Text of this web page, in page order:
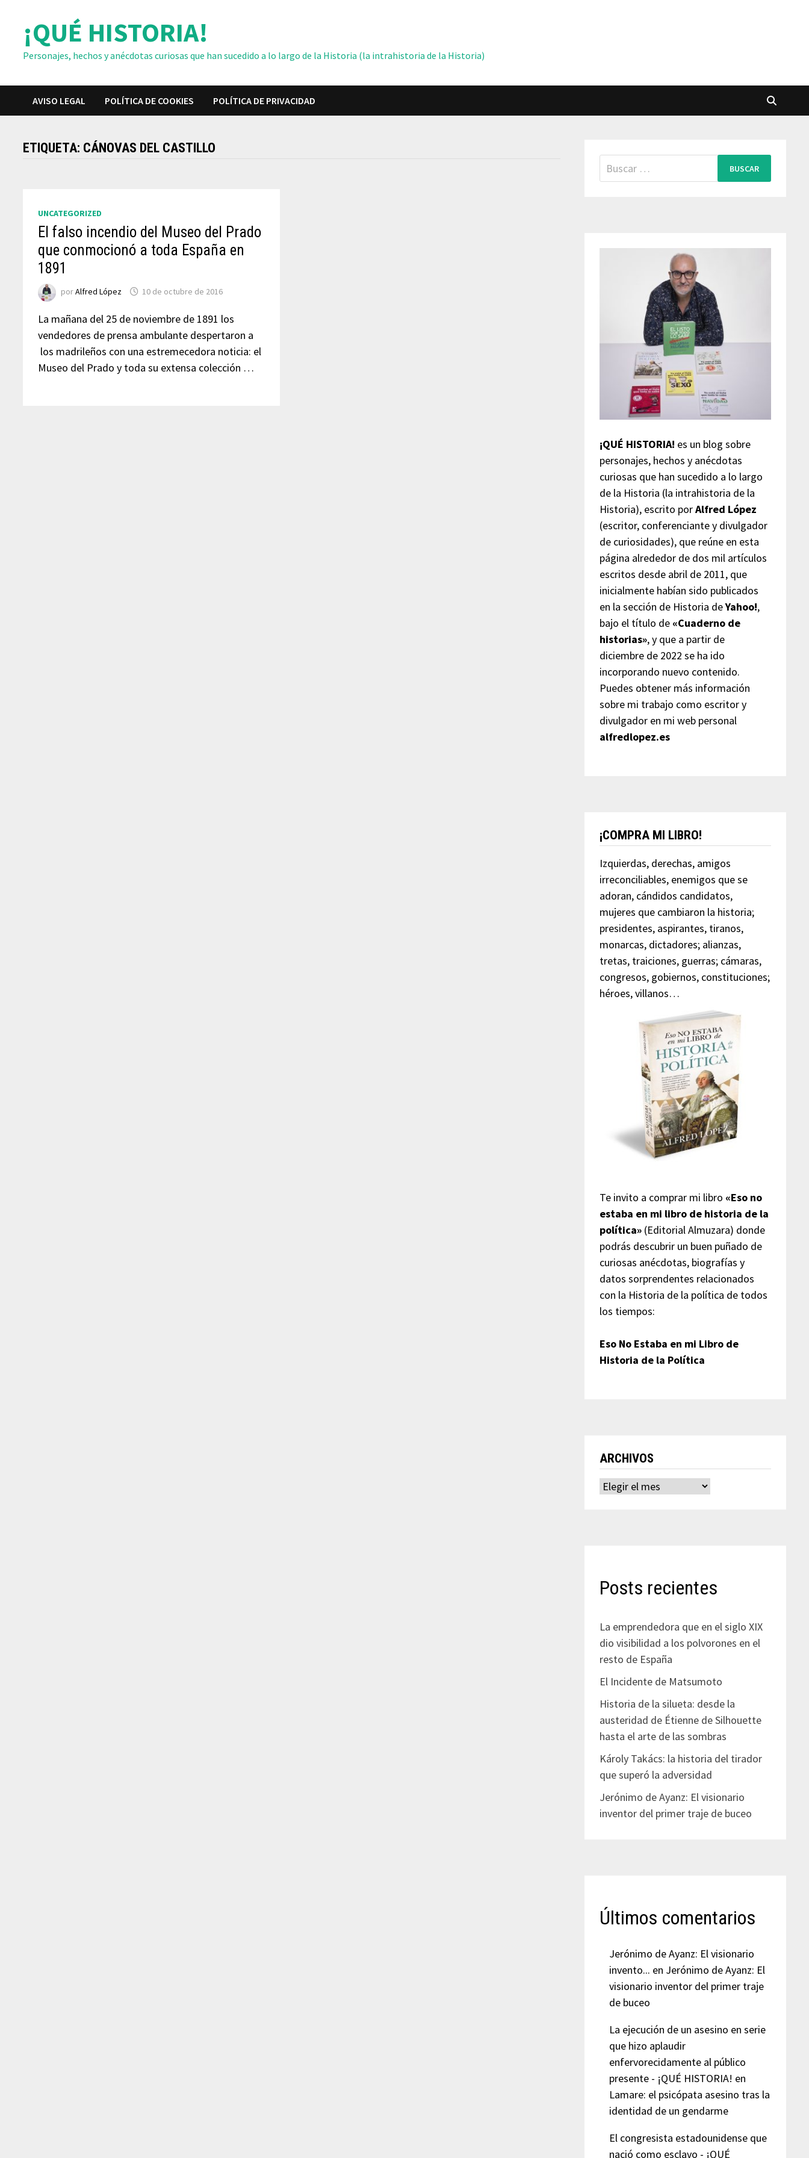
contenido¡QUÉ HISTORIA!
Personajes, hechos y anécdotas curiosas que han sucedido a lo largo de la Historia (la intrahistoria de la Historia)
AVISO LEGAL POLÍTICA DE COOKIES POLÍTICA DE PRIVACIDAD
ETIQUETA: CÁNOVAS DEL CASTILLO
UNCATEGORIZED
El falso incendio del Museo del Prado
que conmocionó a toda España en
1891
porAlfred López 10 de octubre de 2016
La mañana del 25 de noviembre de 1891 los
vendedores de prensa ambulante despertaron a
los madrileños con una estremecedora noticia: el
Museo del Prado y toda su extensa colección …
Buscar:
¡QUÉ HISTORIA! es un blog sobre
personajes, hechos y anécdotas
curiosas que han sucedido a lo largo
de la Historia (la intrahistoria de la
Historia), escrito porAlfred López
(escritor, conferenciante y divulgador
de curiosidades), que reúne en esta
página alrededor de dos mil artículos
escritos desde abril de 2011, que
inicialmente habían sido publicados
en la sección de Historia deYahoo!,
bajo el título de «Cuaderno de
historias», y que a partir de
diciembre de 2022 se ha ido
incorporando nuevo contenido.
Puedes obtener más información
sobre mi trabajo como escritor y
divulgador en mi web personal
alfredlopez.es
¡COMPRA MI LIBRO!
Izquierdas, derechas, amigos
irreconciliables, enemigos que se
adoran, cándidos candidatos,
mujeres que cambiaron la historia;
presidentes, aspirantes, tiranos,
monarcas, dictadores; alianzas,
tretas, traiciones, guerras; cámaras,
congresos, gobiernos, constituciones;
héroes, villanos…
Te invito a comprar mi libro «Eso no
estaba en mi libro de historia de la
política»(Editorial Almuzara) donde
podrás descubrir un buen puñado de
curiosas anécdotas, biografías y
datos sorprendentes relacionados
con la Historia de la política de todos
los tiempos:
Eso No Estaba en mi Libro de
Historia de la Política
ARCHIVOS
Archivos
Posts recientes
La emprendedora que en el siglo XIX
dio visibilidad a los polvorones en el
resto de España
El Incidente de Matsumoto
Historia de la silueta: desde la
austeridad de Étienne de Silhouette
hasta el arte de las sombras
Károly Takács: la historia del tirador
que superó la adversidad
Jerónimo de Ayanz: El visionario
inventor del primer traje de buceo
Últimos comentarios
Jerónimo de Ayanz: El visionario
invento... en Jerónimo de Ayanz: El
visionario inventor del primer traje
de buceo
La ejecución de un asesino en serie
que hizo aplaudir
enfervorecidamente al público
presente - ¡QUÉ HISTORIA! en
Lamare: el psicópata asesino tras la
identidad de un gendarme
El congresista estadounidense que
nació como esclavo - ¡QUÉ